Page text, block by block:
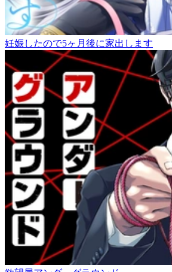
妊娠したので5ヶ月後に家出します